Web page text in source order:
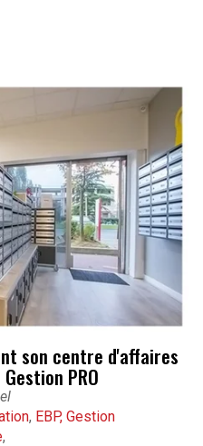
son centre d'affaires
PRO
, EBP, Gestion
,